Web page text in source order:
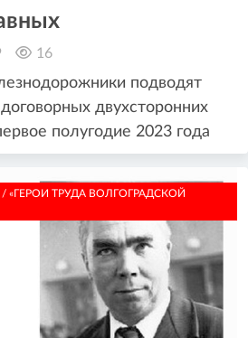
16
подводят
двухсторонних
полугодие 2023 года
ТРУДА ВОЛГОГРАДСКОЙ